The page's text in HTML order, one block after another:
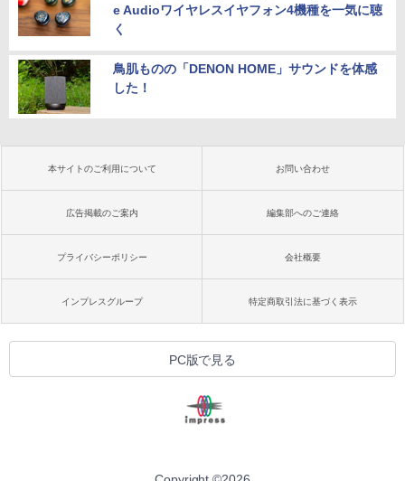
e Audioワイヤレスイヤフォン4機種を一気に聴
く
鳥肌ものの「DENON HOME」サウンドを体感
した！
本サイトのご利用について お問い合わせ
広告掲載のご案内 編集部へのご連絡
プライバシーポリシー 会社概要
インプレスグループ 特定商取引法に基づく表示
PC版で見る